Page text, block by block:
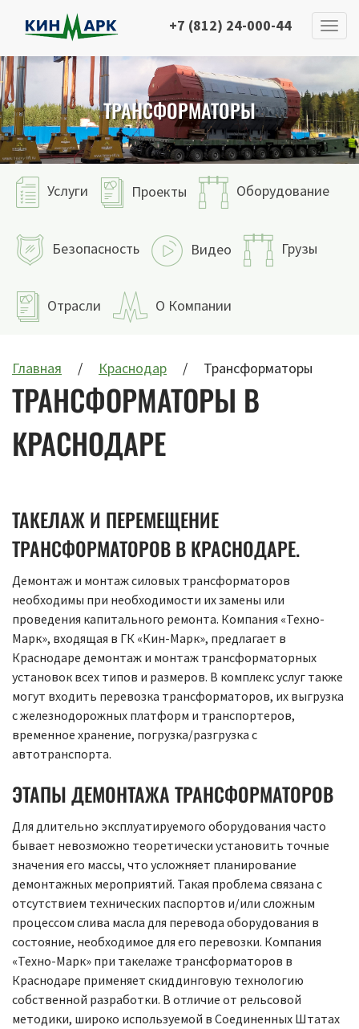
+7 (812) 24-000-44
ТРАНСФОРМАТОРЫ
Услуги Проекты Оборудование
Безопасность Видео Грузы
Отрасли О Компании
Главная Краснодар Трансформаторы
ТРАНСФОРМАТОРЫ В
КРАСНОДАРЕ
ТАКЕЛАЖ И ПЕРЕМЕЩЕНИЕ
ТРАНСФОРМАТОРОВ В КРАСНОДАРЕ.
Демонтаж и монтаж силовых трансформаторов
необходимы при необходимости их замены или
проведения капитального ремонта. Компания «Техно-
Марк», входящая в ГК «Кин-Марк», предлагает в
Краснодаре демонтаж и монтаж трансформаторных
установок всех типов и размеров. В комплекс услуг также
могут входить перевозка трансформаторов, их выгрузка
с железнодорожных платформ и транспортеров,
временное хранение, погрузка/разгрузка с
автотранспорта.
ЭТАПЫ ДЕМОНТАЖА ТРАНСФОРМАТОРОВ
Для длительно эксплуатируемого оборудования часто
бывает невозможно теоретически установить точные
значения его массы, что усложняет планирование
демонтажных мероприятий. Такая проблема связана с
отсутствием технических паспортов и/или сложным
процессом слива масла для перевода оборудования в
состояние, необходимое для его перевозки. Компания
«Техно-Марк» при такелаже трансформаторов в
Краснодаре применяет скиддинговую технологию
собственной разработки. В отличие от рельсовой
методики, широко используемой в Соединенных Штатах